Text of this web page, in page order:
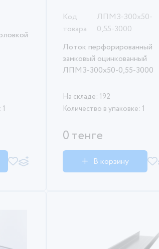
Код
товара:
ЛПМЗ-300х50-
0,55-3000
Лоток перфорированный
замковый оцинкованный
ЛПМЗ-300х50-0,55-3000
На складе: 192
Количество в упаковке: 1
0 тенге
В корзину